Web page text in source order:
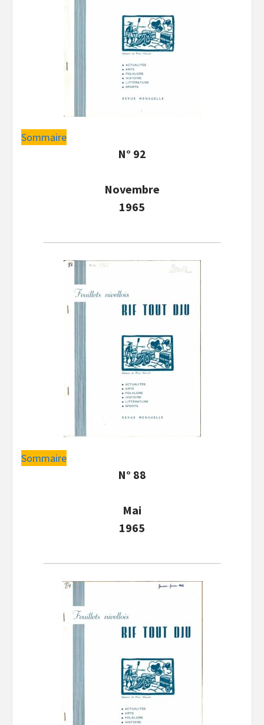
Sommaire
N° 92
Novembre
1965
Sommaire
N° 88
Mai
1965